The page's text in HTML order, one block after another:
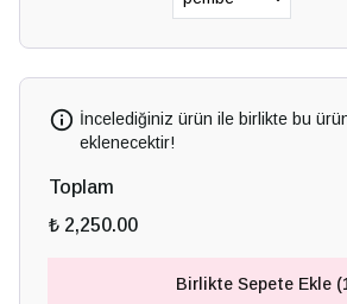
İncelediğiniz ürün ile birlikte bu
eklenecektir!
Toplam
₺ 2,250.00
Birlikte Sepete Ekle